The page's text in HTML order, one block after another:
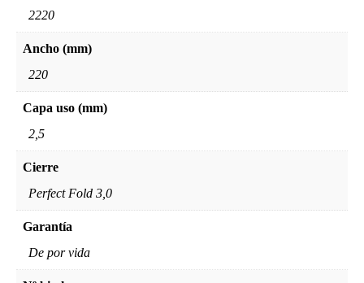
2220
Ancho (mm)
220
Capa uso (mm)
2,5
Cierre
Perfect Fold 3,0
Garantía
De por vida